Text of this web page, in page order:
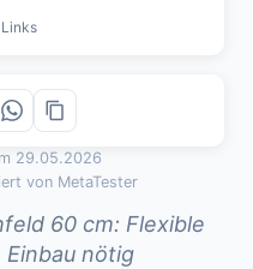
29.05.2026
von MetaTester
60 cm: Flexible
Einbau nötig